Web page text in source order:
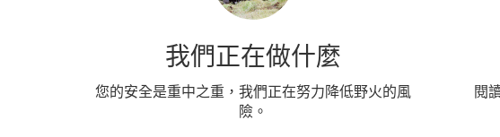
我們正在做什麼
您的安全是重中之重，我們正在努力降低野火的風
險。
閱